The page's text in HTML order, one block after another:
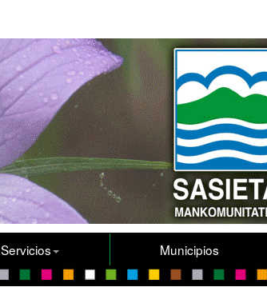
Servicios Municipios